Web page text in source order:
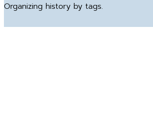
Organizing history by tags.